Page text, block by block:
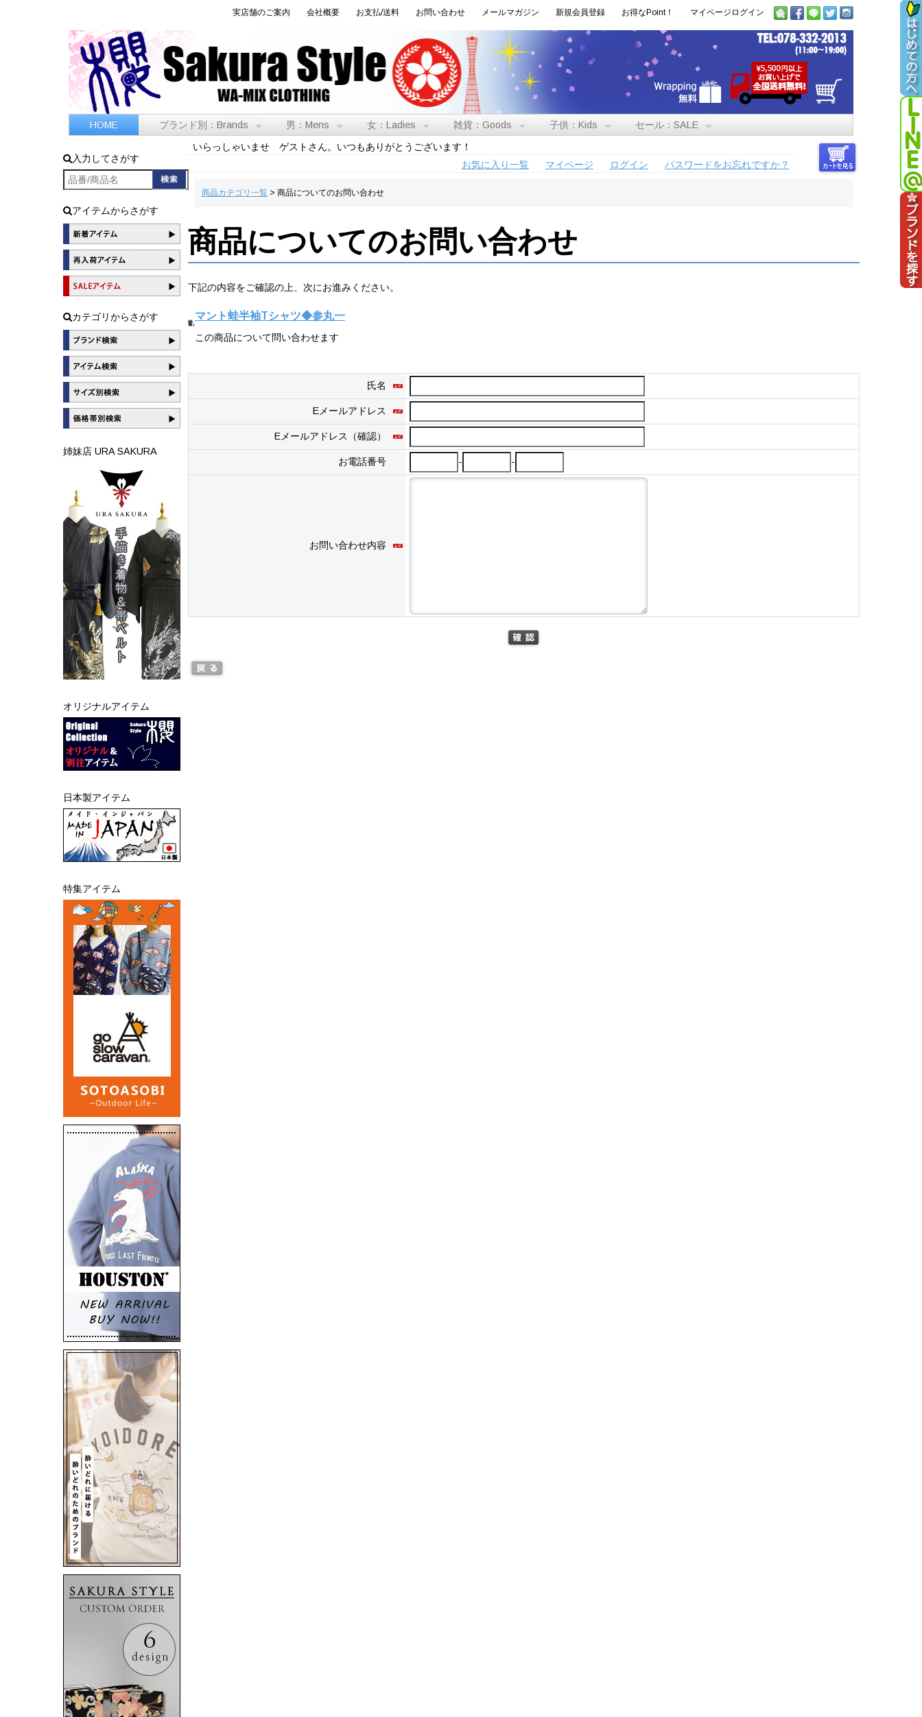
実店舗のご案内 会社概要 お支払/送料 お問い合わせ メールマガジン 新規会員登録 お得なPoint！ マイページログイン
HOME ブランド別：Brands 男：Mens 女：Ladies 雑貨：Goods 子供：Kids セール：SALE
入力してさがす
アイテムからさがす
カテゴリからさがす
姉妹店 URA SAKURA
オリジナルアイテム
日本製アイテム
特集アイテム
いらっしゃいませ ゲストさん。いつもありがとうございます！
お気に入り一覧
マイページ ログイン パスワードをお忘れですか？
商品カテゴリ一覧> 商品についてのお問い合わせ
商品についてのお問い合わせ
下記の内容をご確認の上、次にお進みください。
マント蛙半袖Tシャツ◆参丸一
この商品について問い合わせます
氏名
Eメールアドレス
Eメールアドレス（確認）
お電話番号 - -
お問い合わせ内容